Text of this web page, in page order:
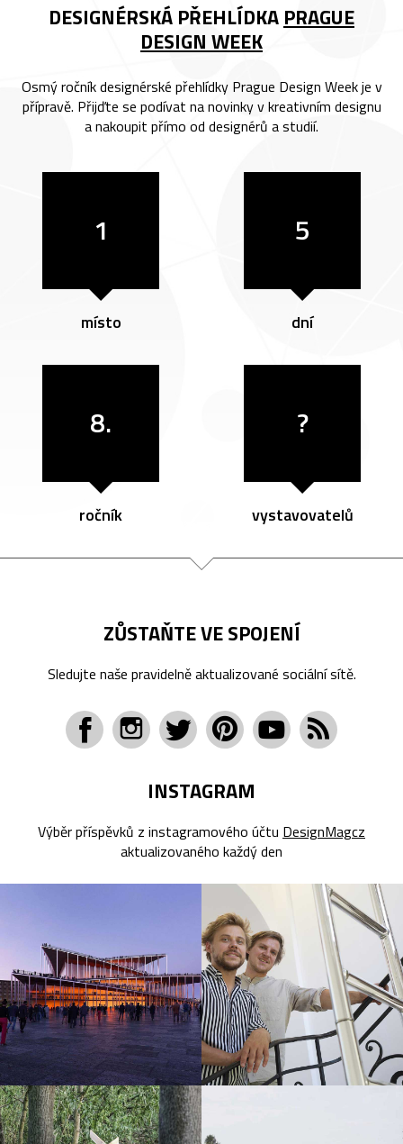
DESIGNÉRSKÁ PŘEHLÍDKA PRAGUE
DESIGN WEEK
Osmý ročník designérské přehlídky Prague Design Week je v
přípravě. Přijďte se podívat na novinky v kreativním designu
a nakoupit přímo od designérů a studií.
1
místo
5
dní
8.
ročník
?
vystavovatelů
ZŮSTAŇTE VE SPOJENÍ
Sledujte naše pravidelně aktualizované sociální sítě.
INSTAGRAM
Výběr příspěvků z instagramového účtu DesignMagcz
aktualizovaného každý den